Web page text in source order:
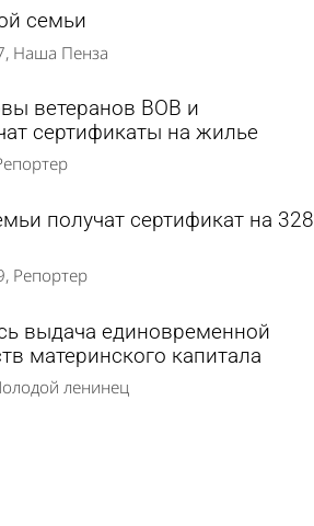
семьи
Наша Пенза
ветеранов ВОВ и
сертификаты на жилье
получат сертификат на 328
Репортер
выдача единовременной
материнского капитала
ленинец